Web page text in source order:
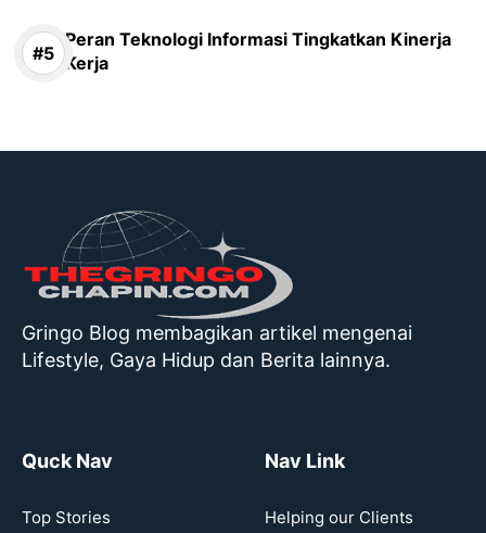
Peran Teknologi Informasi Tingkatkan Kinerja
Kerja
Gringo Blog membagikan artikel mengenai
Lifestyle, Gaya Hidup dan Berita lainnya.
Quck Nav
Top Stories
Nav Link
Helping our Clients